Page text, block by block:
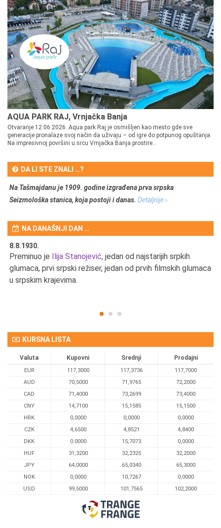
AQUA PARK RAJ, Vrnjačka Banja
Otvaranje 12.06.2026. Aqua park Raj je osmišljen kao mesto gde sve
generacije pronalaze svoj način da uživaju – od igre do potpunog opuštanja.
Na impresivnoj površini u srcu Vrnjačka Banja prostire...
DA LI STE ZNALI …?
Na Tašmajdanu je 1909. godine izgrađena prva srpska
Seizmološka stanica, koja postoji i danas. Detaljnije ›
NA DANAŠNJI DAN …
8.8.1930.
Preminuo je Ilija Stanojević, jedan od najstarijih srpkih
glumaca, prvi srpski režiser, jedan od prvih filmskih glumaca
u srpskim krajevima.
KURSNA LISTA
Valuta Kupovni Srednji Prodajni
EUR 117,3000 117,3736
117,7000
AUD
70,5000 71,9765
72,2000
CAD
71,4000 73,2699
73,4000
CNY
14,7100 15,1585
15,1500
HRK
0,0000 0,0000
0,0000
CZK
4,6500 4,8521
4,8400
DKK
0.0000 15,7073
0,0000
HUF
31,3200 32,2325
32,2000
JPY
64,0000 65,0340
65,3000
NOK
0,0000 10,7267
0,0000
USD
99,5000 101,7565 102,2000